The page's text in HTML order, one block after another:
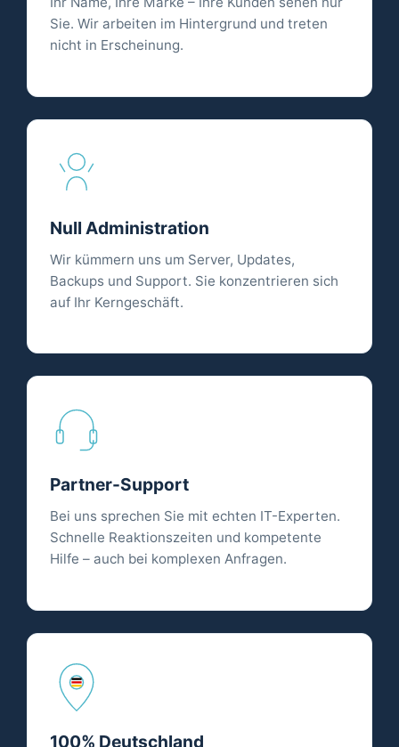
Sie. Wir arbeiten im Hintergrund und treten
nicht in Erscheinung.
Null Administration
Wir kümmern uns um Server, Updates,
Backups und Support. Sie konzentrieren sich
auf Ihr Kerngeschäft.
Partner-Support
Bei uns sprechen Sie mit echten IT-Experten.
Schnelle Reaktionszeiten und kompetente
Hilfe – auch bei komplexen Anfragen.
100% Deutschland